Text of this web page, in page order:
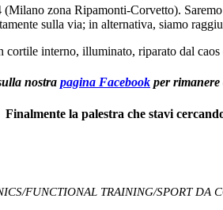
zona Ripamonti-Corvetto).
sulla via; in alternativa, siamo
interno, illuminato, riparato dal caos
nostra pagina Facebook per rimanere
Finalmente la palestra che stavi
FUNCTIONAL TRAINING/SPORT DA